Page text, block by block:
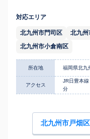
対応エリア
北九州市門司区 北九州
北九州市小倉南区
所在地 福岡県北九
アクセス
JR日豊本
分
北九州市戸畑